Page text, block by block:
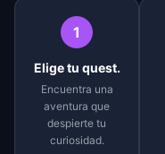
1
Elige tu quest.
Encuentra una
aventura que
despierte tu
curiosidad.